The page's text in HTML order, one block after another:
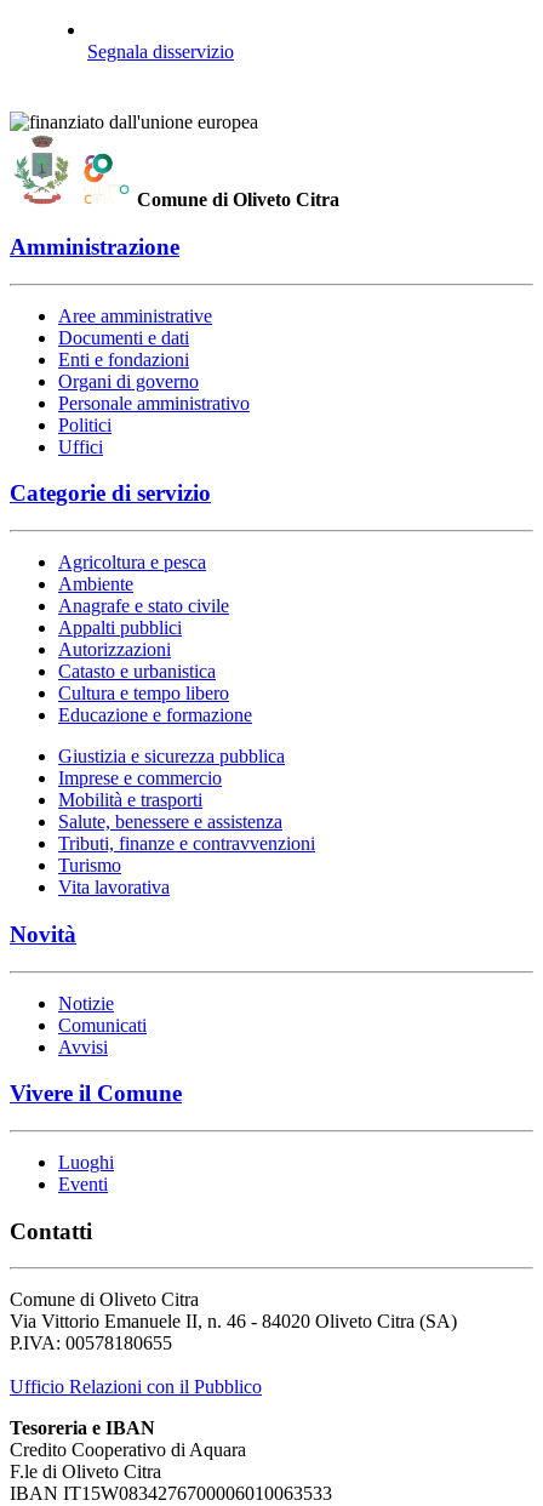
Segnala disservizio
Comune di Oliveto Citra
Amministrazione
Aree amministrative
Documenti e dati
Enti e fondazioni
Organi di governo
Personale amministrativo
Politici
Uffici
Categorie di servizio
Agricoltura e pesca
Ambiente
Anagrafe e stato civile
Appalti pubblici
Autorizzazioni
Catasto e urbanistica
Cultura e tempo libero
Educazione e formazione
Giustizia e sicurezza pubblica
Imprese e commercio
Mobilità e trasporti
Salute, benessere e assistenza
Tributi, finanze e contravvenzioni
Turismo
Vita lavorativa
Novità
Notizie
Comunicati
Avvisi
Vivere il Comune
Luoghi
Eventi
Contatti
Comune di Oliveto Citra
Via Vittorio Emanuele II, n. 46 - 84020 Oliveto Citra (SA)
P.IVA: 00578180655
Ufficio Relazioni con il Pubblico
Tesoreria e IBAN
Credito Cooperativo di Aquara
F.le di Oliveto Citra
IBAN IT15W0834276700006010063533